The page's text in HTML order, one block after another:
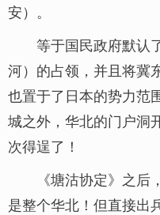
安）。
等于国民政府默认
河）的占领，并且将冀
也置于了日本的势力范
城之外，华北的门户洞
次得逞了！
《塘沽协定》之
是整个华北！但直接出